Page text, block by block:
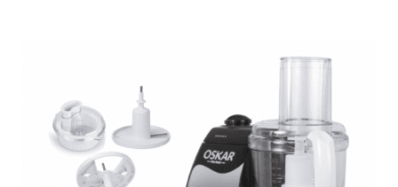
Optionen
können
auf